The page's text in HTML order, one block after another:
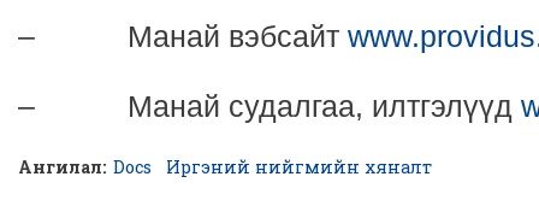
– Манай вэбсайт
– Манай судалгаа, илтгэлүүд
Ангилал: Docs Иргэний нийгмийн хяналт